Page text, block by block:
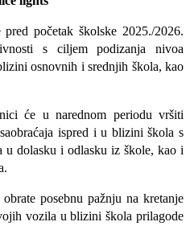
pred početak školske 2025./2026.
s ciljem podizanja nivoa
osnovnih i srednjih škola, kao
će u narednom periodu vršiti
ispred i u blizini škola s
u dolasku i odlasku iz škole, kao i
posebnu pažnju na kretanje
vozila u blizini škola prilagode